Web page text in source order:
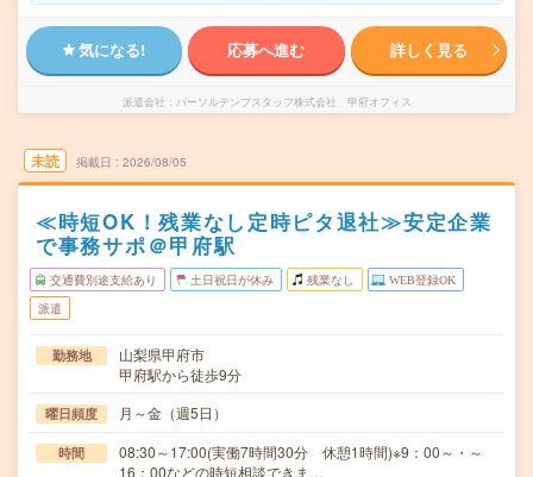
気になる! 応募へ進む 詳しく見る
派遣会社 パーソルテンプスタッフ株式会社 甲府オフィス
未読 掲載日 2026/08/05
≪時短OK！残業なし定時ピタ退社≫安定企業
で事務サポ＠甲府駅
交通費別途支給あり 土日祝日が休み 残業なし WEB登録OK
派遣
勤務地
山梨県甲府市
甲府駅から徒歩9分
曜日頻度 月～金（週5日）
時間
08:30～17:00(実働7時間30分 休憩1時間)※9：00～・～
16：00などの時短相談できま…